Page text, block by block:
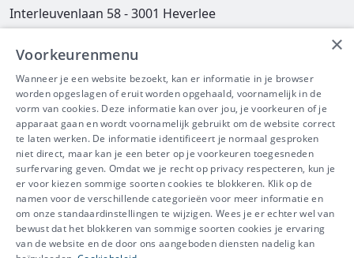
Interleuvenlaan 58 - 3001 Heverlee
016/390490
info@ibeve.be
asbest@ibeve.be
Ondernemingsnummer: 0436 612 044
IBEVE maakt deel uit van Groep
IDEWE
Disclaimer-Privacy-Cookiebeleid
×
Voorkeurenmenu
Wanneer je een website bezoekt, kan er informatie in je browser
worden opgeslagen of eruit worden opgehaald, voornamelijk in de
vorm van cookies. Deze informatie kan over jou, je voorkeuren of je
apparaat gaan en wordt voornamelijk gebruikt om de website correct
te laten werken. De informatie identificeert je normaal gesproken
niet direct, maar kan je een beter op je voorkeuren toegesneden
surfervaring geven. Omdat we je recht op privacy respecteren, kun je
er voor kiezen sommige soorten cookies te blokkeren. Klik op de
namen voor de verschillende categorieën voor meer informatie en
om onze standaardinstellingen te wijzigen. Wees je er echter wel van
bewust dat het blokkeren van sommige soorten cookies je ervaring
van de website en de door ons aangeboden diensten nadelig kan